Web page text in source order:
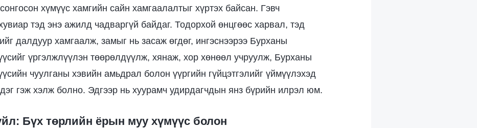
хүмүүс хамгийн сайн хамгаалалтыг хүртэх байсан. Гэвч
тэд энэ ажилд чадваргүй байдаг. Тодорхой өнцгөөс харвал, тэд
далдуур хамгаалж, замыг нь засаж өгдөг, ингэснээрээ Бурханы
үргэлжлүүлэн төөрөлдүүлж, хянаж, хор хөнөөл учруулж, Бурханы
чуулганы хэвийн амьдрал болон үүргийн гүйцэтгэлийг үймүүлэхэд
гэж хэлж болно. Эдгээр нь хуурамч удирдагчдын янз бүрийн илрэл юм.
Бүх төрлийн ёрын муу хүмүүс болон